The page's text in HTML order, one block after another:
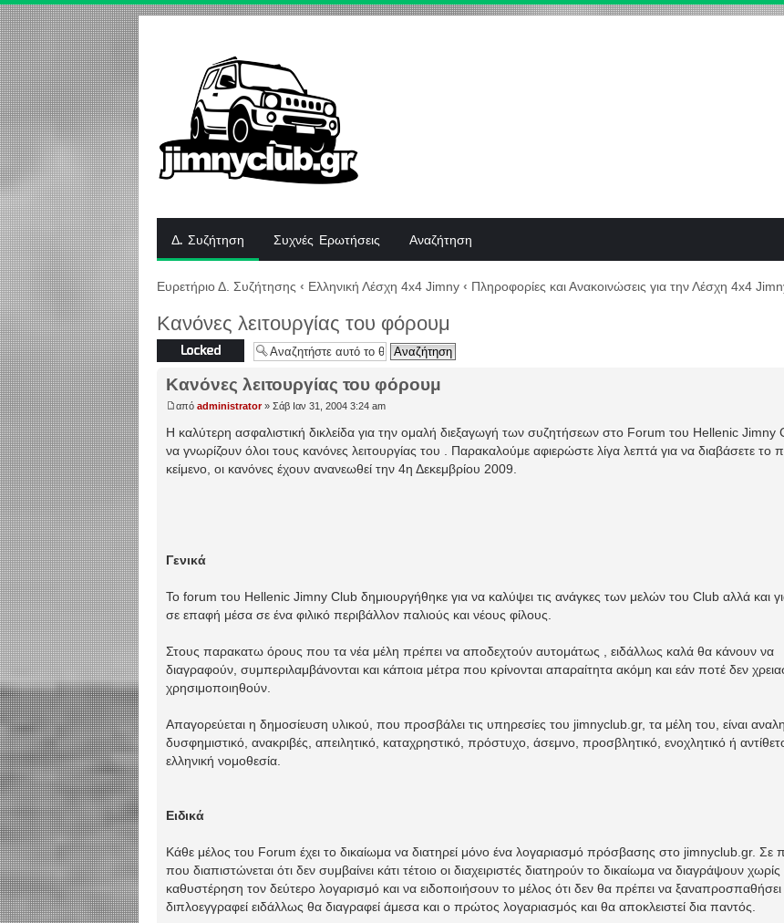
Δ. Συζήτηση Συχνές Ερωτήσεις Αναζήτηση
Ευρετήριο Δ. Συζήτησης ‹ Ελληνική Λέσχη 4x4 Jimny ‹ Πληροφορίες και Ανακοινώσεις για την Λέσχη 4x4
Κανόνες λειτουργίας του φόρουμ
Το θέμα
κλειδώθηκε
Κανόνες λειτουργίας του φόρουμ
από administrator» Σάβ Ιαν 31, 2004 3:24 am
H καλύτερη ασφαλιστική δικλείδα για την ομαλή διεξαγωγή των συζητήσεων στο Forum του Hellenic Jimny
να γνωρίζουν όλοι τους κανόνες λειτουργίας του . Παρακαλούμε αφιερώστε λίγα λεπτά για να διαβάσετε το
κείμενο, οι κανόνες έχουν ανανεωθεί την 4η Δεκεμβρίου 2009.
Γενικά
Το forum του Hellenic Jimny Club δημιουργήθηκε για να καλύψει τις ανάγκες των μελών του Club αλλά και
σε επαφή μέσα σε ένα φιλικό περιβάλλον παλιούς και νέους φίλους.
Στους παρακατω όρους που τα νέα μέλη πρέπει να αποδεχτούν αυτομάτως , ειδάλλως καλά θα κάνουν να
διαγραφούν, συμπεριλαμβάνονται και κάποια μέτρα που κρίνονται απαραίτητα ακόμη και εάν ποτέ δεν
χρησιμοποιηθούν.
Απαγορεύεται η δημοσίευση υλικού, που προσβάλει τις υπηρεσίες του jimnyclub.gr, τα μέλη του, είναι
δυσφημιστικό, ανακριβές, απειλητικό, καταχρηστικό, πρόστυχο, άσεμνο, προσβλητικό, ενοχλητικό ή
ελληνική νομοθεσία.
Ειδικά
Κάθε μέλος του Forum έχει το δικαίωμα να διατηρεί μόνο ένα λογαριασμό πρόσβασης στο jimnyclub.gr. Σε
που διαπιστώνεται ότι δεν συμβαίνει κάτι τέτοιο οι διαχειριστές διατηρούν το δικαίωμα να διαγράψουν χωρίς
καθυστέρηση τον δεύτερο λογαρισμό και να ειδοποιήσουν το μέλος ότι δεν θα πρέπει να
διπλοεγγραφεί ειδάλλως θα διαγραφεί άμεσα και ο πρώτος λογαριασμός και θα αποκλειστεί δια παντός.